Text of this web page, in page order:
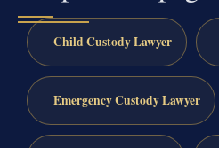
Child Custody Lawyer
Emergency Custody Lawyer